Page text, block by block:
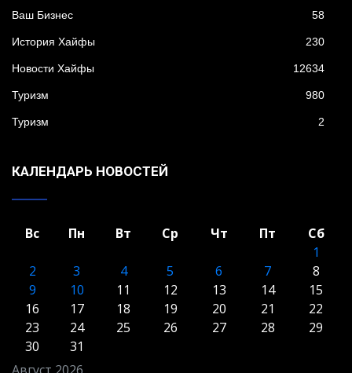
Ваш Бизнес 58
История Хайфы 230
Новости Хайфы 12634
Туризм 980
Туризм 2
КАЛЕНДАРЬ НОВОСТЕЙ
Вс Пн Вт Ср Чт Пт
Сб
1
2
3 4 5 6 7
8
9
10 11 12 13 14
15
16
17 18 19 20 21
22
23
24 25 26 27 28
29
30
31